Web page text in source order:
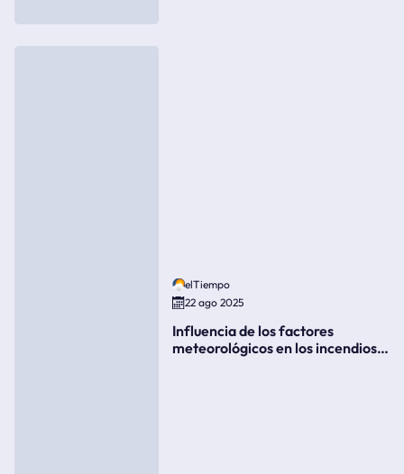
elTiempo
22 ago 2025
Influencia de los factores
meteorológicos en los incendios